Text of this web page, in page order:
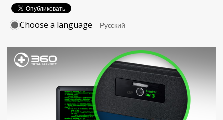
Choose a language